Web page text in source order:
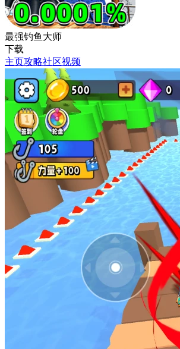
最强钓鱼大师
下载
主页攻略社区视频